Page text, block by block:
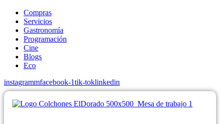
Compras
Servicios
Gastronomía
Programación
Cine
Blogs
Eco
instagrammfacebook-1tik-toklinkedin